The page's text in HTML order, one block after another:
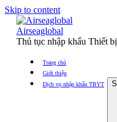
Skip to content
Airseaglobal
Thủ tục nhập khẩu Thiết
Trang chủ
Giới thiệu
Dịch vụ nhập khẩu TBYT